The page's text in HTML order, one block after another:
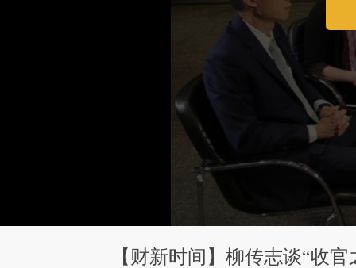
【财新时间】柳传志谈“收官